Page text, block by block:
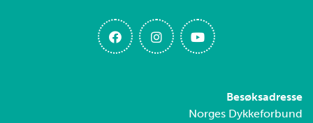
Besøksadresse
Norges Dykkeforbund